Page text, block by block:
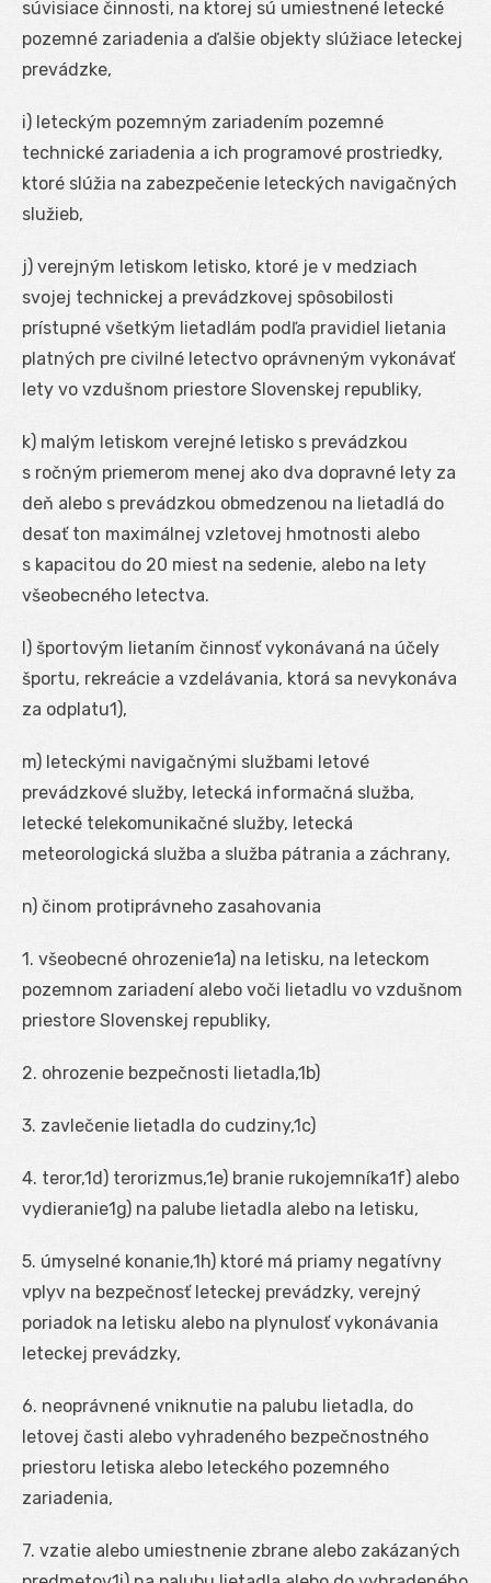
súvisiace činnosti, na ktorej sú umiestnené letecké
pozemné zariadenia a ďalšie objekty slúžiace leteckej
prevádzke,
i) leteckým pozemným zariadením pozemné
technické zariadenia a ich programové prostriedky,
ktoré slúžia na zabezpečenie leteckých navigačných
služieb,
j) verejným letiskom letisko, ktoré je v medziach
svojej technickej a prevádzkovej spôsobilosti
prístupné všetkým lietadlám podľa pravidiel lietania
platných pre civilné letectvo oprávneným vykonávať
lety vo vzdušnom priestore Slovenskej republiky,
k) malým letiskom verejné letisko s prevádzkou
s ročným priemerom menej ako dva dopravné lety za
deň alebo s prevádzkou obmedzenou na lietadlá do
desať ton maximálnej vzletovej hmotnosti alebo
s kapacitou do 20 miest na sedenie, alebo na lety
všeobecného letectva.
l) športovým lietaním činnosť vykonávaná na účely
športu, rekreácie a vzdelávania, ktorá sa nevykonáva
za odplatu1),
m) leteckými navigačnými službami letové
prevádzkové služby, letecká informačná služba,
letecké telekomunikačné služby, letecká
meteorologická služba a služba pátrania a záchrany,
n) činom protiprávneho zasahovania
1. všeobecné ohrozenie1a) na letisku, na leteckom
pozemnom zariadení alebo voči lietadlu vo vzdušnom
priestore Slovenskej republiky,
2. ohrozenie bezpečnosti lietadla,1b)
3. zavlečenie lietadla do cudziny,1c)
4. teror,1d) terorizmus,1e) branie rukojemníka1f) alebo
vydieranie1g) na palube lietadla alebo na letisku,
5. úmyselné konanie,1h) ktoré má priamy negatívny
vplyv na bezpečnosť leteckej prevádzky, verejný
poriadok na letisku alebo na plynulosť vykonávania
leteckej prevádzky,
6. neoprávnené vniknutie na palubu lietadla, do
letovej časti alebo vyhradeného bezpečnostného
priestoru letiska alebo leteckého pozemného
zariadenia,
7. vzatie alebo umiestnenie zbrane alebo zakázaných